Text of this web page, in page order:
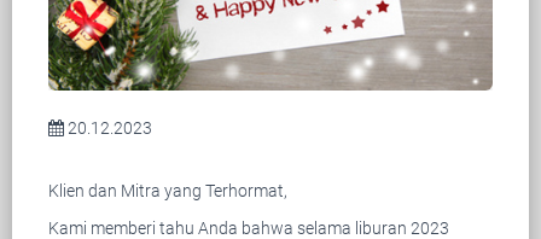
20.12.2023
Klien dan Mitra yang Terhormat,
Kami memberi tahu Anda bahwa selama liburan 2023